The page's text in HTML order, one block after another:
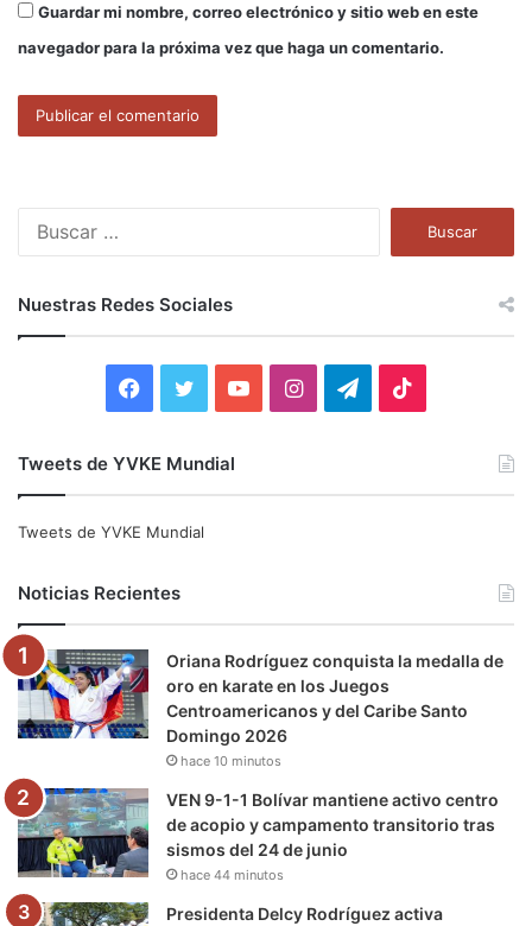
Guardar mi nombre, correo electrónico y sitio web en este
navegador para la próxima vez que haga un comentario.
:
Nuestras Redes Sociales
e
o
o
k
t
e
r
b
e
I
g
r
a
r
a
m
k
Tweets de YVKE Mundial
Tweets de YVKE Mundial
Noticias Recientes
Oriana Rodríguez conquista la medalla de
oro en karate en los Juegos
Centroamericanos y del Caribe Santo
Domingo 2026
hace 10 minutos
VEN 9-1-1 Bolívar mantiene activo centro
de acopio y campamento transitorio tras
sismos del 24 de junio
hace 44 minutos
Presidenta Delcy Rodríguez activa